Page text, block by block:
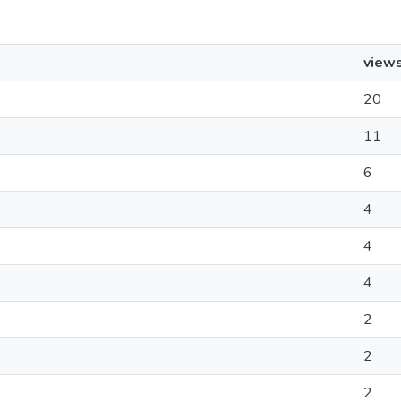
20
11
6
4
4
4
2
2
2